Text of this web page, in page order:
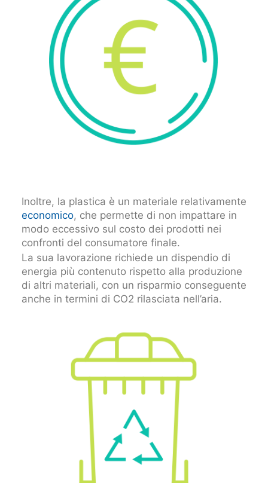
Inoltre, la plastica è un materiale relativamente
economico, che permette di non impattare in
modo eccessivo sul costo dei prodotti nei
confronti del consumatore finale.
La sua lavorazione richiede un dispendio di
energia più contenuto rispetto alla produzione
di altri materiali, con un risparmio conseguente
anche in termini di CO2 rilasciata nell’aria.